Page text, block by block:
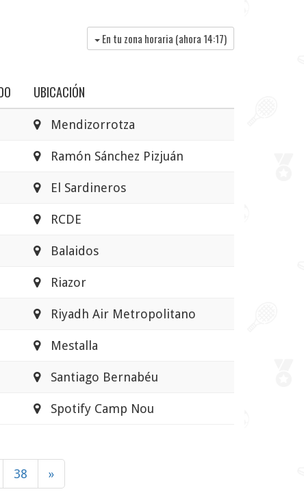
En tu zona horaria (ahora 14:17)
UBICACIÓN
Mendizorrotza
Ramón Sánchez Pizjuán
El Sardineros
RCDE
Balaidos
Riazor
Riyadh Air Metropolitano
Mestalla
Santiago Bernabéu
Spotify Camp Nou
38 »